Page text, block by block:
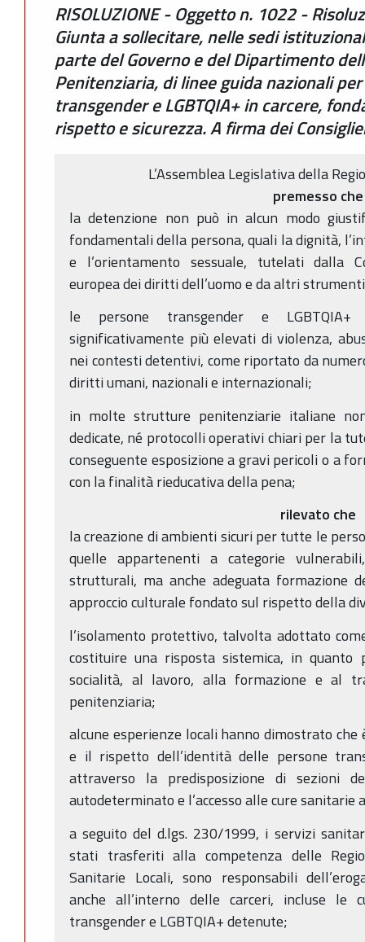
RISOLUZIONE - Oggetto n. 1022 -
Giunta a sollecitare, nelle sedi
parte del Governo e del Dipartimento
Penitenziaria, di linee guida nazionali
transgender e LGBTQIA+ in carcere,
rispetto e sicurezza. A firma dei
L’Assemblea Legislativa della
premesso che
la detenzione non può in alcun modo
fondamentali della persona, quali la dignità,
e l’orientamento sessuale, tutelati dalla
europea dei diritti dell’uomo e da altri
le persone transgender e
significativamente più elevati di violenza,
nei contesti detentivi, come riportato da
diritti umani, nazionali e internazionali;
in molte strutture penitenziarie italiane
dedicate, né protocolli operativi chiari per la
conseguente esposizione a gravi pericoli o a
con la finalità rieducativa della pena;
rilevato che
la creazione di ambienti sicuri per tutte le
quelle appartenenti a categorie
strutturali, ma anche adeguata formazione
approccio culturale fondato sul rispetto della
l’isolamento protettivo, talvolta adottato
costituire una risposta sistemica, in
socialità, al lavoro, alla formazione e al
penitenziaria;
alcune esperienze locali hanno dimostrato
e il rispetto dell’identità delle persone
attraverso la predisposizione di sezioni
autodeterminato e l’accesso alle cure sanitarie
a seguito del d.lgs. 230/1999, i servizi
stati trasferiti alla competenza delle
Sanitarie Locali, sono responsabili
anche all’interno delle carceri, incluse le
transgender e LGBTQIA+ detenute;